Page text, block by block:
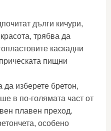
дълги кичури,
трябва да
каскадни
пищни
да изберете бретон,
в по-голямата част от
плавен преход.
особено